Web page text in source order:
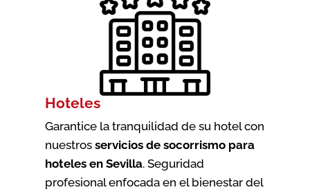
Hoteles
Garantice la tranquilidad de su hotel con
nuestros servicios de socorrismo para
hoteles en Sevilla. Seguridad
profesional enfocada en el bienestar del